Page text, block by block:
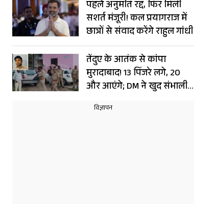
पहले अनुमति रद्द, फिर मिली
सशर्त मंजूरी! कल प्रयागराज में
छात्रों से संवाद करेंगे राहुल गांधी
तेंदुए के आतंक से कांपा
मुरादाबाद! 13 पिंजरे लगे, 20
और आएंगे; DM ने खुद संभाली
कमान